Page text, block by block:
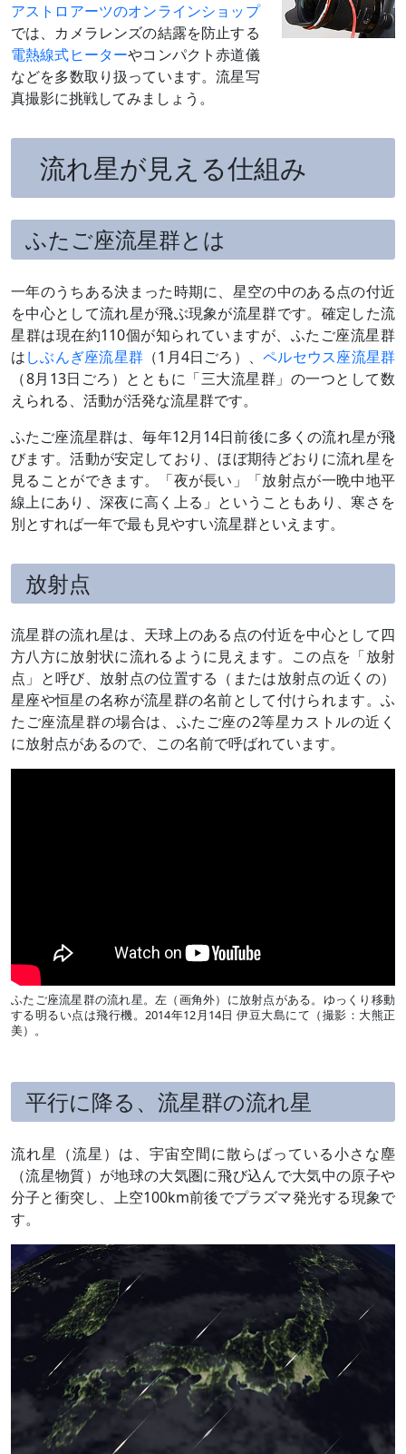
アストロアーツのオンラインショップ
では、カメラレンズの結露を防止する
電熱線式ヒーターやコンパクト赤道儀
などを多数取り扱っています。流星写
真撮影に挑戦してみましょう。
流れ星が見える仕組み
ふたご座流星群とは
一年のうちある決まった時期に、星空の中のある点の付近
を中心として流れ星が飛ぶ現象が流星群です。確定した流
星群は現在約110個が知られていますが、ふたご座流星群
はしぶんぎ座流星群 （1月4日ごろ）、ペルセウス座流星群
（8月13日ごろ）とともに「三大流星群」の一つとして数
えられる、活動が活発な流星群です。
ふたご座流星群は、毎年12月14日前後に多くの流れ星が飛
びます。活動が安定しており、ほぼ期待どおりに流れ星を
見ることができます。「夜が長い」「放射点が一晩中地平
線上にあり、深夜に高く上る」ということもあり、寒さを
別とすれば一年で最も見やすい流星群といえます。
放射点
流星群の流れ星は、天球上のある点の付近を中心として四
方八方に放射状に流れるように見えます。この点を「放射
点」と呼び、放射点の位置する（または放射点の近くの）
星座や恒星の名称が流星群の名前として付けられます。ふ
たご座流星群の場合は、ふたご座の2等星カストルの近く
に放射点があるので、この名前で呼ばれています。
ふたご座流星群の流れ星。左（画角外）に放射点がある。ゆっくり移動
する明るい点は飛行機。2014年12月14日 伊豆大島にて（撮影：大熊正
美）。
平行に降る、流星群の流れ星
流れ星（流星）は、宇宙空間に散らばっている小さな塵
（流星物質）が地球の大気圏に飛び込んで大気中の原子や
分子と衝突し、上空100km前後でプラズマ発光する現象で
す。